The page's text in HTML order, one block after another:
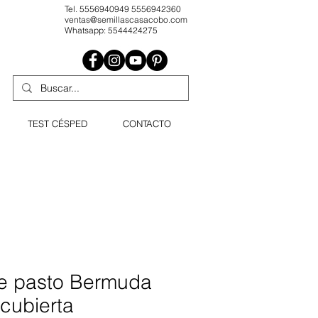
Tel. 5556940949 5556942360
ventas@semillascasacobo.com
Whatsapp: 5544424275
TEST CÉSPED CONTACTO
pasto Bermuda